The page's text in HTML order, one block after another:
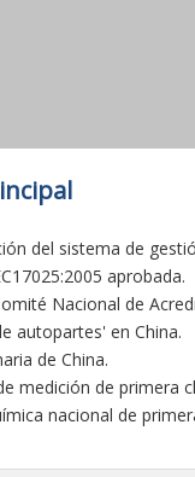
del sistema de
aprobada.
Nacional de
autopartes' en China.
de China.
medición de primera
nacional de